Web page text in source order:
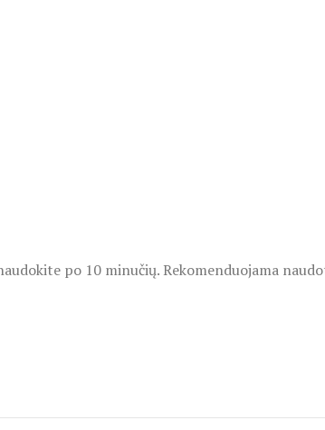
po 10 minučių. Rekomenduojama